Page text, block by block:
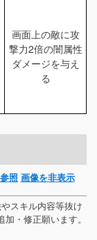
画面上の敵に攻
撃力2倍の闇属性
ダメージを与え
る
照 画像を非表示
スキル内容等抜け
・修正願います。